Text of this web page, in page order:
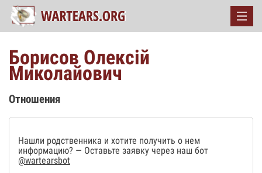
Борисов Олексій
Миколайович
Отношения
Нашли родственника и хотите получить о нем
информацию? — Оставьте заявку через наш бот
@wartearsbot